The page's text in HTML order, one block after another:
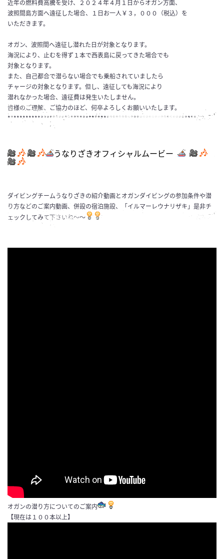
近年の燃料費高騰を受け、２０２４年４月１日からオガン方面、
波照間島方面へ遠征した場合、１日お一人￥３，０００（税込）を
いただきます。
オガン、波照間へ遠征し潜れた日が対象となります。
海況により、止むを得ず１本で西表島に戻ってきた場合でも
対象となります。
また、自己都合で潜らない場合でも乗船されていましたら
チャージの対象となります。但し、遠征しても海況により
潜れなかった場合、遠征費は発生いたしません。
皆様のご理解、ご協力のほど、何卒よろしくお願いいたします。
***************************************************************
うなりざきオフィシャルムービー
ダイビングチームうなりざきの紹介動画とオガンダイビングの参加条件や潜
り方などのご案内動画、併設の宿泊施設、「イルマーレウナリザキ」是非チ
ェックしてみて下さいね～～
オガンの潜り方についてのご案内
【現在は１００本以上】